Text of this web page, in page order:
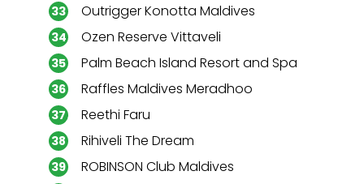
Outrigger Konotta Maldives
Ozen Reserve Vittaveli
Palm Beach Island Resort and Spa
Raffles Maldives Meradhoo
Reethi Faru
Rihiveli The Dream
ROBINSON Club Maldives